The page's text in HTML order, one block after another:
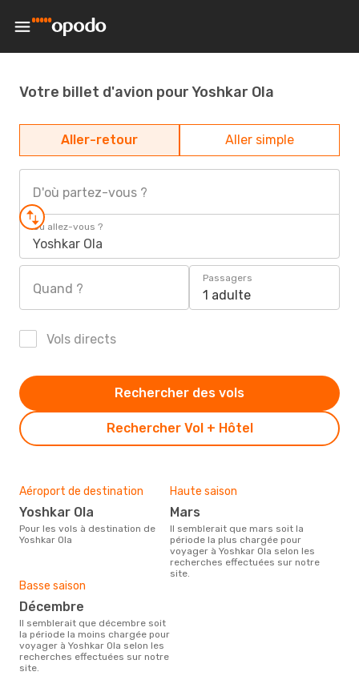
Votre billet d'avion pour Yoshkar Ola
Aller-retour Aller simple
D'où partez-vous ?
Où allez-vous ?
Yoshkar Ola
Quand ?
Passagers
1 adulte
Vols directs
Rechercher Vol + Hôtel
Rechercher des vols
Aéroport de destination
Yoshkar Ola
Pour les vols à destination de
Yoshkar Ola
Haute saison
mars
Il semblerait que mars soit la
période la plus chargée pour
voyager à Yoshkar Ola selon les
recherches effectuées sur notre
site.
Basse saison
décembre
Il semblerait que décembre soit
la période la moins chargée pour
voyager à Yoshkar Ola selon les
recherches effectuées sur notre
site.